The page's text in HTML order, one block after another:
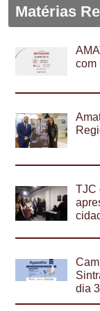
Matérias
com
TJC
dia